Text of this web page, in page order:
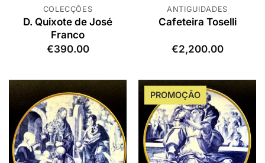
COLECÇÕES
D. Quixote de José
Franco
€390.00
ANTIGUIDADES
Cafeteira Toselli
€2,200.00
PROMOÇÃO